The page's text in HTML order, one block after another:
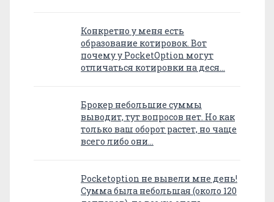
Конкретно у меня есть
образование котировок. Вот
почему у PocketOption могут
отличаться котировки на деся…
Брокер небольшие суммы
выводит, тут вопросов нет. Но как
только ваш оборот растет, но чаще
всего либо они…
Pocketoption не вывели мне день!
Сумма была небольшая (около 120